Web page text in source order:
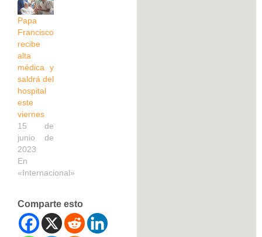
Papa
Francisco
recibe
alta
médica y
saldrá del
hospital
este
viernes
15 de
junio de
2023
En
«Internacional»
Comparte esto